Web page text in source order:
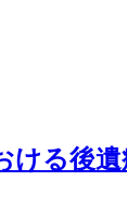
ける後